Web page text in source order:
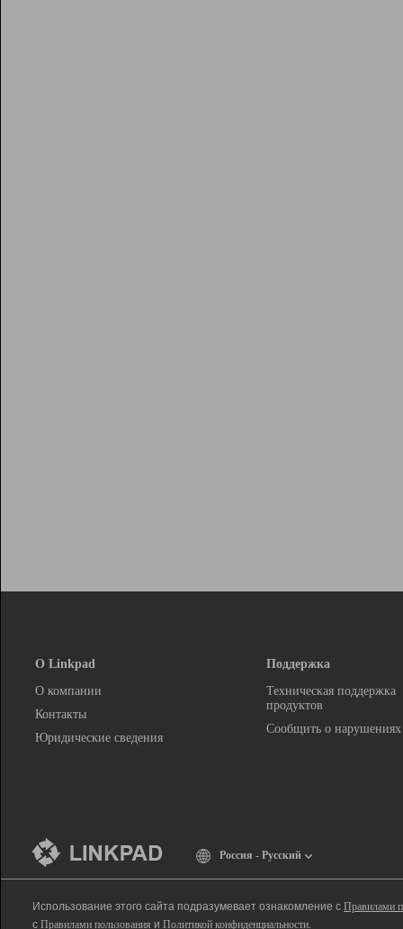
О Linkpad
О компании
Контакты
Юридические сведения
Поддержка
Техническая поддержка
продуктов
Сообщить о нарушениях
Россия - Русский
Использование этого сайта подразумевает ознакомление с Правилами
с Правилами пользования и Политикой конфиденциальности.